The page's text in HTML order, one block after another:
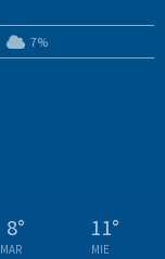
7%
8°
MAR
11°
MIE